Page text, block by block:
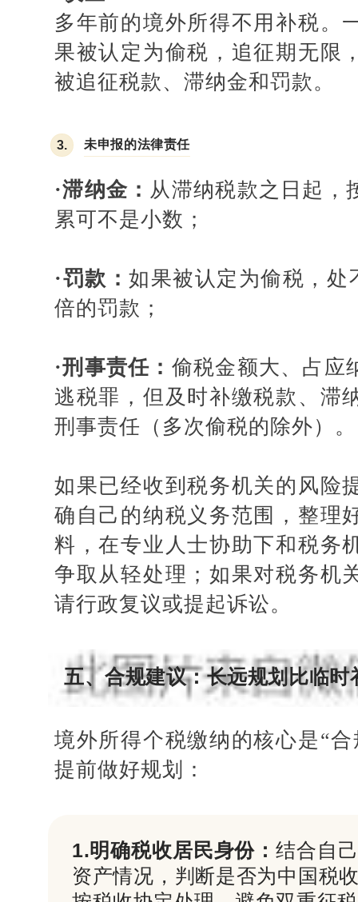
多年前的境外所得不用补税。
果被认定为偷税，追征期无限
被追征税款、滞纳金和罚款。
3. 未申报的法律责任
·滞纳金： 从滞纳税款之日起，
累可不是小数；
·罚款：如果被认定为偷税，处
倍的罚款；
·刑事责任： 偷税金额大、占应
逃税罪，但及时补缴税款、滞
刑事责任（多次偷税的除外）。
如果已经收到税务机关的风险
确自己的纳税义务范围，整理
料，在专业人士协助下和税务
争取从轻处理；如果对税务机
请行政复议或提起诉讼。
五、合规建议：长远规划比临时
境外所得个税缴纳的核心是“
提前做好规划：
1.明确税收居民身份：结合自
资产情况，判断是否为中国税